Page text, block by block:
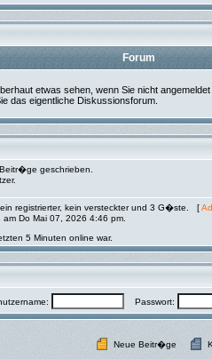
Forum
etwas sehen, wenn Sie nicht
das eigentliche Diskussionsforum.
Beitr�ge geschrieben.
registrierter, kein versteckter und 3 G�ste. [
am Do Mai 07, 2026 4:46 pm.
5 Minuten online war.
Passwort:
Neue Beitr�ge